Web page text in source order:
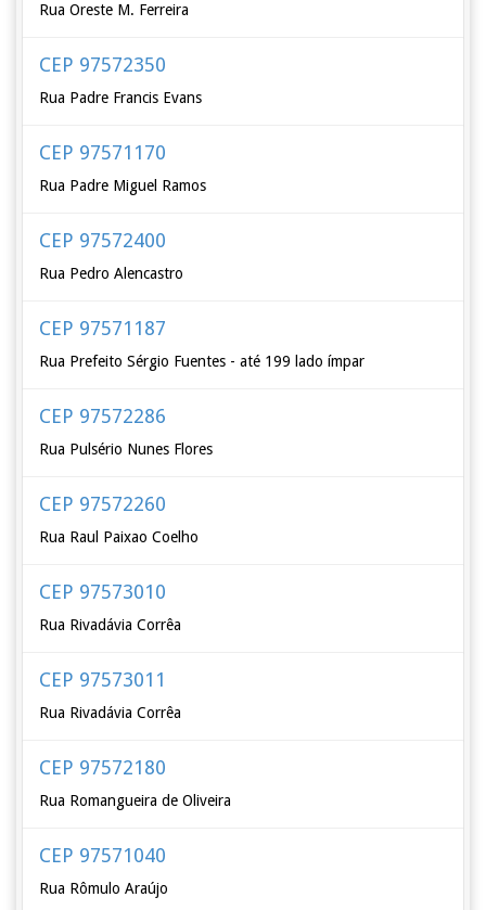
Rua Oreste M. Ferreira
CEP 97572350
Rua Padre Francis Evans
CEP 97571170
Rua Padre Miguel Ramos
CEP 97572400
Rua Pedro Alencastro
CEP 97571187
Rua Prefeito Sérgio Fuentes - até 199 lado ímpar
CEP 97572286
Rua Pulsério Nunes Flores
CEP 97572260
Rua Raul Paixao Coelho
CEP 97573010
Rua Rivadávia Corrêa
CEP 97573011
Rua Rivadávia Corrêa
CEP 97572180
Rua Romangueira de Oliveira
CEP 97571040
Rua Rômulo Araújo